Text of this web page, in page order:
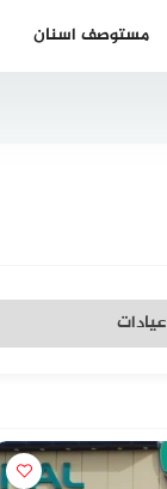
مستوصف اسنان